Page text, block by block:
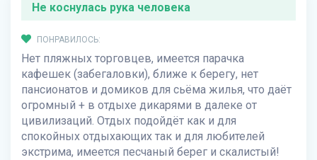
Не коснулась рука человека
ПОНРАВИЛОСЬ:
Нет пляжных торговцев, имеется парачка
кафешек (забегаловки), ближе к берегу, нет
пансионатов и домиков для сьёма жилья, что даёт
огромный + в отдыхе дикарями в далеке от
цивилизаций. Отдых подойдёт как и для
спокойных отдыхающих так и для любителей
экстрима, имеется песчаный берег и скалистый!